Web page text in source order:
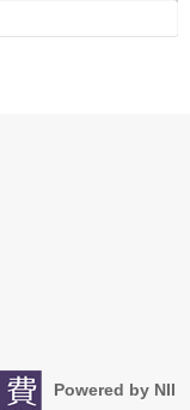
Powered by NII